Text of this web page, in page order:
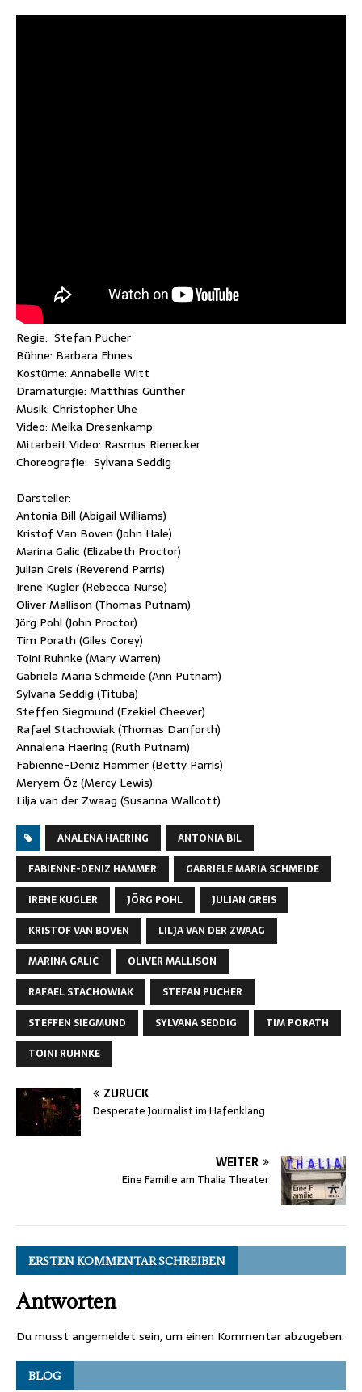
Regie: Stefan Pucher
Bühne: Barbara Ehnes
Kostüme: Annabelle Witt
Dramaturgie: Matthias Günther
Musik: Christopher Uhe
Video: Meika Dresenkamp
Mitarbeit Video: Rasmus Rienecker
Choreografie: Sylvana Seddig
Darsteller:
Antonia Bill (Abigail Williams)
Kristof Van Boven (John Hale)
Marina Galic (Elizabeth Proctor)
Julian Greis (Reverend Parris)
Irene Kugler (Rebecca Nurse)
Oliver Mallison (Thomas Putnam)
Jörg Pohl (John Proctor)
Tim Porath (Giles Corey)
Toini Ruhnke (Mary Warren)
Gabriela Maria Schmeide (Ann Putnam)
Sylvana Seddig (Tituba)
Steffen Siegmund (Ezekiel Cheever)
Rafael Stachowiak (Thomas Danforth)
Annalena Haering (Ruth Putnam)
Fabienne-Deniz Hammer (Betty Parris)
Meryem Öz (Mercy Lewis)
Lilja van der Zwaag (Susanna Wallcott)
ANALENA HAERING
ANTONIA BIL
FABIENNE-DENIZ HAMMER
GABRIELE MARIA SCHMEIDE
IRENE KUGLER
JÖRG POHL
JULIAN GREIS
KRISTOF VAN BOVEN
LILJA VAN DER ZWAAG
MARINA GALIC
OLIVER MALLISON
RAFAEL STACHOWIAK
STEFAN PUCHER
STEFFEN SIEGMUND
SYLVANA SEDDIG
TIM PORATH
TOINI RUHNKE
ZURÜCK
Desperate Journalist im Hafenklang
WEITER
Eine Familie am Thalia Theater
ERSTEN KOMMENTAR SCHREIBEN
Antworten
Du musst angemeldet sein, um einen Kommentar abzugeben.
BLOG